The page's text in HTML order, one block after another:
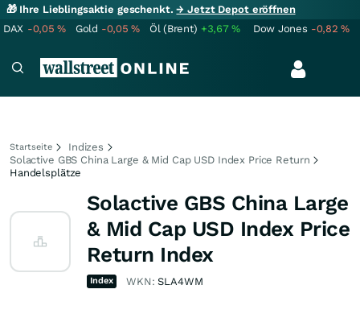
🎁 Ihre Lieblingsaktie geschenkt.→ Jetzt Depot eröffnen
DAX -0,05% Gold -0,05% Öl (Brent) +3,67% Dow Jones -0,82%
Startseite
Indizes
Solactive GBS China Large & Mid Cap USD Index Price Return
Handelsplätze
Solactive GBS China Large
& Mid Cap USD Index Price
Return Index
Index WKN:SLA4WM